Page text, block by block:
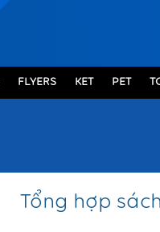
FLYERS KET PET
Tổng hợp